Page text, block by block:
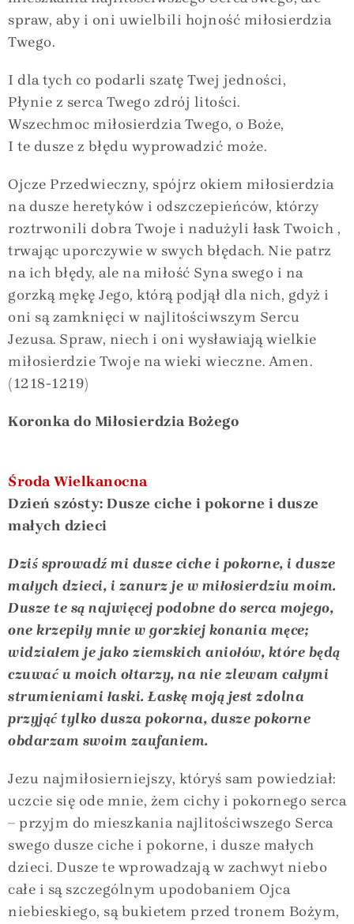
spraw, aby i oni uwielbili hojność miłosierdzia
Twego.
I dla tych co podarli szatę Twej jedności,
Płynie z serca Twego zdrój litości.
Wszechmoc miłosierdzia Twego, o Boże,
I te dusze z błędu wyprowadzić może.
Ojcze Przedwieczny, spójrz okiem miłosierdzia
na dusze heretyków i odszczepieńców, którzy
roztrwonili dobra Twoje i nadużyli łask Twoich ,
trwając uporczywie w swych błędach. Nie patrz
na ich błędy, ale na miłość Syna swego i na
gorzką mękę Jego, którą podjął dla nich, gdyż i
oni są zamknięci w najlitościwszym Sercu
Jezusa. Spraw, niech i oni wysławiają wielkie
miłosierdzie Twoje na wieki wieczne. Amen.
(1218-1219)
Koronka do Miłosierdzia Bożego
Środa Wielkanocna
Dzień szósty: Dusze ciche i pokorne i dusze
małych dzieci
Dziś sprowadź mi dusze ciche i pokorne, i dusze
małych dzieci, i zanurz je w miłosierdziu moim.
Dusze te są najwięcej podobne do serca mojego,
one krzepiły mnie w gorzkiej konania męce;
widziałem je jako ziemskich aniołów, które będą
czuwać u moich ołtarzy, na nie zlewam całymi
strumieniami łaski. Łaskę moją jest zdolna
przyjąć tylko dusza pokorna, dusze pokorne
obdarzam swoim zaufaniem.
Jezu najmiłosierniejszy, któryś sam powiedział:
uczcie się ode mnie, żem cichy i pokornego serca
– przyjm do mieszkania najlitościwszego Serca
swego dusze ciche i pokorne, i dusze małych
dzieci. Dusze te wprowadzają w zachwyt niebo
całe i są szczególnym upodobaniem Ojca
niebieskiego, są bukietem przed tronem Bożym,